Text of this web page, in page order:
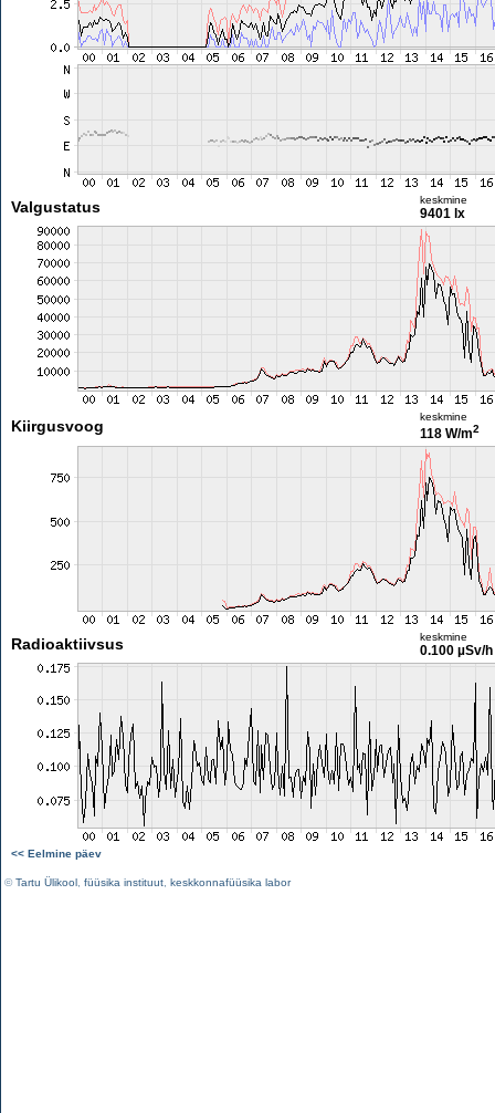
Valgustatus keskmine
9401 lx
Kiirgusvoog
keskmine
118 W/m2
Radioaktiivsus keskmine
0.100 µSv/h
<< Eelmine päev
©Tartu Ülikool füüsika instituut keskkonnafüüsika labor